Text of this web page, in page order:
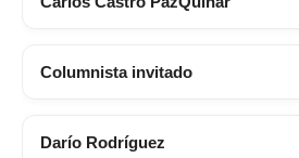
Columnista invitado
Darío Rodríguez